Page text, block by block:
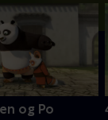
og Po